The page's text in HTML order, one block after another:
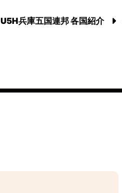
U5H兵庫五国連邦 各国紹介